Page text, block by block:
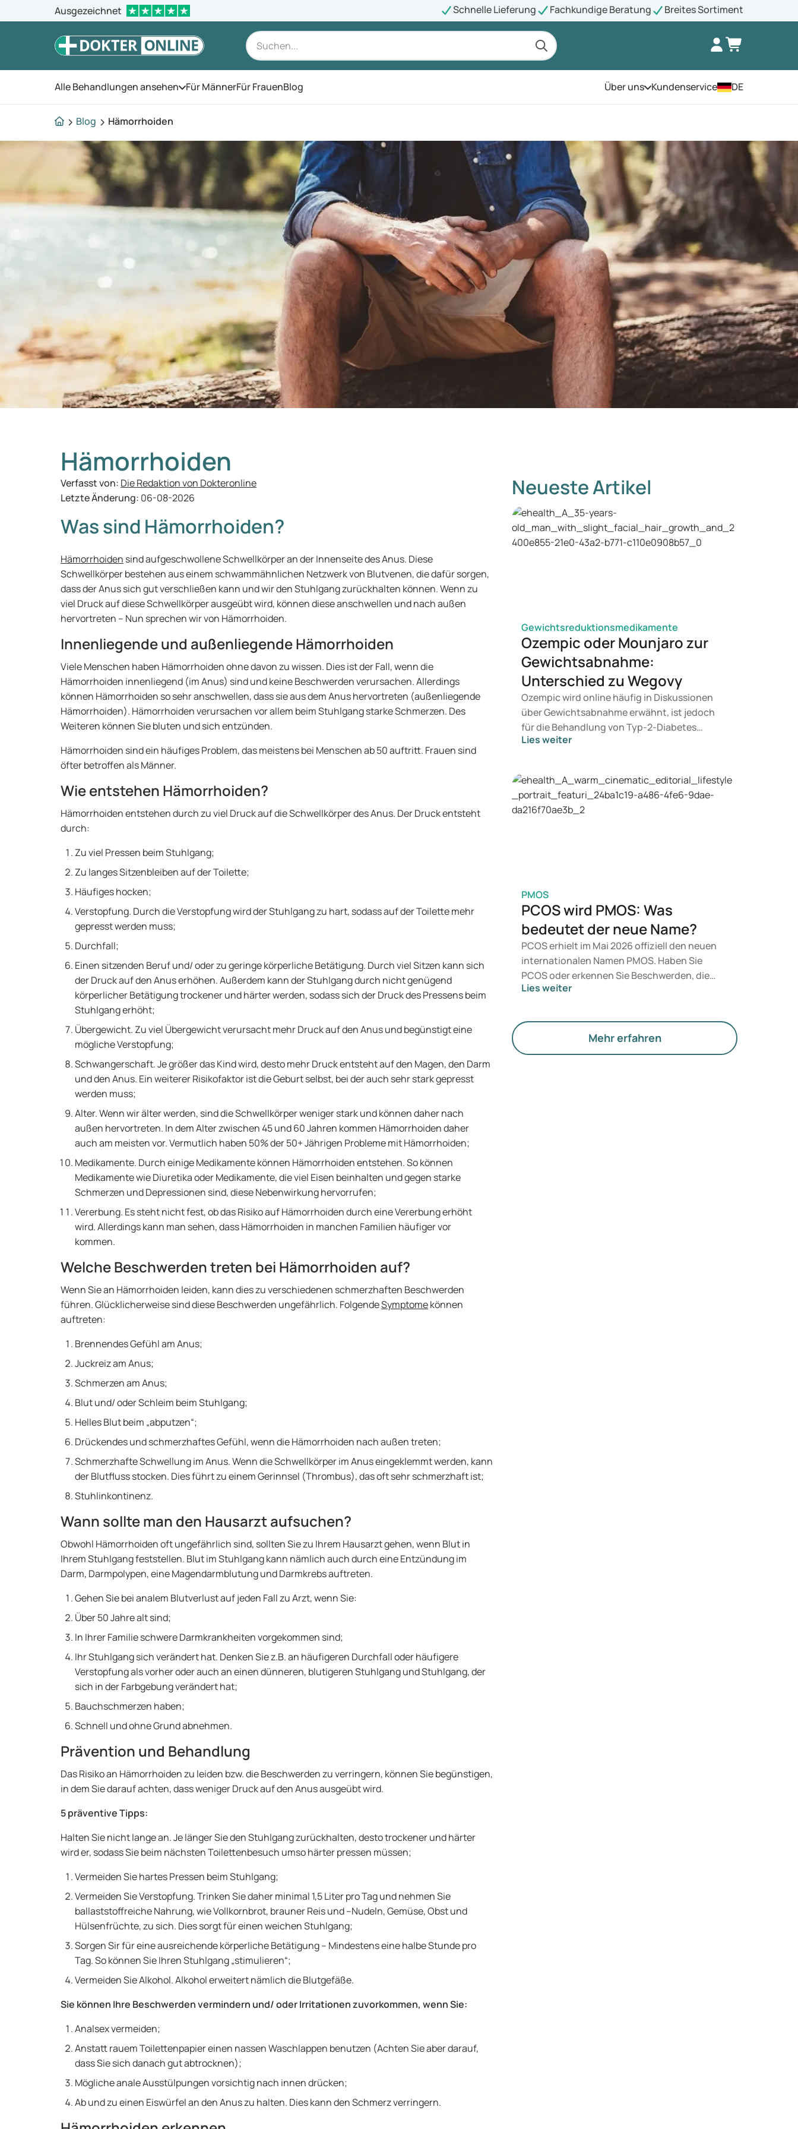
Ausgezeichnet Schnelle Lieferung Fachkundige Beratung Breites Sortiment
Alle Behandlungen ansehen Öffnen Sie das Menü
Für MännerFür FrauenBlog Über unsÖffnen Sie das Menü
Kundenservice DE
Blog Hämorrhoiden
Hämorrhoiden
Verfasst von: Die Redaktion von Dokteronline
Letzte Änderung: 06-08-2026
Was sind Hämorrhoiden?
Hämorrhoiden sind aufgeschwollene Schwellkörper an der Innenseite des Anus. Diese
Schwellkörper bestehen aus einem schwammähnlichen Netzwerk von Blutvenen, die dafür sorgen,
dass der Anus sich gut verschließen kann und wir den Stuhlgang zurückhalten können. Wenn zu
viel Druck auf diese Schwellkörper ausgeübt wird, können diese anschwellen und nach außen
hervortreten – Nun sprechen wir von Hämorrhoiden.
Innenliegende und außenliegende Hämorrhoiden
Viele Menschen haben Hämorrhoiden ohne davon zu wissen. Dies ist der Fall, wenn die
Hämorrhoiden innenliegend (im Anus) sind und keine Beschwerden verursachen. Allerdings
können Hämorrhoiden so sehr anschwellen, dass sie aus dem Anus hervortreten (außenliegende
Hämorrhoiden). Hämorrhoiden verursachen vor allem beim Stuhlgang starke Schmerzen. Des
Weiteren können Sie bluten und sich entzünden.
Hämorrhoiden sind ein häufiges Problem, das meistens bei Menschen ab 50 auftritt. Frauen sind
öfter betroffen als Männer.
Wie entstehen Hämorrhoiden?
Hämorrhoiden entstehen durch zu viel Druck auf die Schwellkörper des Anus. Der Druck entsteht
durch:
Zu viel Pressen beim Stuhlgang;
Zu langes Sitzenbleiben auf der Toilette;
Häufiges hocken;
Verstopfung. Durch die Verstopfung wird der Stuhlgang zu hart, sodass auf der Toilette mehr
gepresst werden muss;
Durchfall;
Einen sitzenden Beruf und/ oder zu geringe körperliche Betätigung. Durch viel Sitzen kann sich
der Druck auf den Anus erhöhen. Außerdem kann der Stuhlgang durch nicht genügend
körperlicher Betätigung trockener und härter werden, sodass sich der Druck des Pressens beim
Stuhlgang erhöht;
Übergewicht. Zu viel Übergewicht verursacht mehr Druck auf den Anus und begünstigt eine
mögliche Verstopfung;
Schwangerschaft. Je größer das Kind wird, desto mehr Druck entsteht auf den Magen, den Darm
und den Anus. Ein weiterer Risikofaktor ist die Geburt selbst, bei der auch sehr stark gepresst
werden muss;
Alter. Wenn wir älter werden, sind die Schwellkörper weniger stark und können daher nach
außen hervortreten. In dem Alter zwischen 45 und 60 Jahren kommen Hämorrhoiden daher
auch am meisten vor. Vermutlich haben 50% der 50+ Jährigen Probleme mit Hämorrhoiden;
Medikamente. Durch einige Medikamente können Hämorrhoiden entstehen. So können
Medikamente wie Diuretika oder Medikamente, die viel Eisen beinhalten und gegen starke
Schmerzen und Depressionen sind, diese Nebenwirkung hervorrufen;
Vererbung. Es steht nicht fest, ob das Risiko auf Hämorrhoiden durch eine Vererbung erhöht
wird. Allerdings kann man sehen, dass Hämorrhoiden in manchen Familien häufiger vor
kommen.
Welche Beschwerden treten bei Hämorrhoiden auf?
Wenn Sie an Hämorrhoiden leiden, kann dies zu verschiedenen schmerzhaften Beschwerden
führen. Glücklicherweise sind diese Beschwerden ungefährlich. FolgendeSymptomekönnen
auftreten:
Brennendes Gefühl am Anus;
Juckreiz am Anus;
Schmerzen am Anus;
Blut und/ oder Schleim beim Stuhlgang;
Helles Blut beim „abputzen“;
Drückendes und schmerzhaftes Gefühl, wenn die Hämorrhoiden nach außen treten;
Schmerzhafte Schwellung im Anus. Wenn die Schwellkörper im Anus eingeklemmt werden, kann
der Blutfluss stocken. Dies führt zu einem Gerinnsel (Thrombus), das oft sehr schmerzhaft ist;
Stuhlinkontinenz.
Wann sollte man den Hausarzt aufsuchen?
Obwohl Hämorrhoiden oft ungefährlich sind, sollten Sie zu Ihrem Hausarzt gehen, wenn Blut in
Ihrem Stuhlgang feststellen. Blut im Stuhlgang kann nämlich auch durch eine Entzündung im
Darm, Darmpolypen, eine Magendarmblutung und Darmkrebs auftreten.
Gehen Sie bei analem Blutverlust auf jeden Fall zu Arzt, wenn Sie:
Über 50 Jahre alt sind;
In Ihrer Familie schwere Darmkrankheiten vorgekommen sind;
Ihr Stuhlgang sich verändert hat. Denken Sie z.B. an häufigeren Durchfall oder häufigere
Verstopfung als vorher oder auch an einen dünneren, blutigeren Stuhlgang und Stuhlgang, der
sich in der Farbgebung verändert hat;
Bauchschmerzen haben;
Schnell und ohne Grund abnehmen.
Prävention und Behandlung
Das Risiko an Hämorrhoiden zu leiden bzw. die Beschwerden zu verringern, können Sie begünstigen,
in dem Sie darauf achten, dass weniger Druck auf den Anus ausgeübt wird.
5 präventive Tipps:
Halten Sie nicht lange an. Je länger Sie den Stuhlgang zurückhalten, desto trockener und härter
wird er, sodass Sie beim nächsten Toilettenbesuch umso härter pressen müssen;
Vermeiden Sie hartes Pressen beim Stuhlgang;
Vermeiden Sie Verstopfung. Trinken Sie daher minimal 1,5 Liter pro Tag und nehmen Sie
ballaststoffreiche Nahrung, wie Vollkornbrot, brauner Reis und –Nudeln, Gemüse, Obst und
Hülsenfrüchte, zu sich. Dies sorgt für einen weichen Stuhlgang;
Sorgen Sir für eine ausreichende körperliche Betätigung – Mindestens eine halbe Stunde pro
Tag. So können Sie Ihren Stuhlgang „stimulieren“;
Vermeiden Sie Alkohol. Alkohol erweitert nämlich die Blutgefäße.
Sie können Ihre Beschwerden vermindern und/ oder Irritationen zuvorkommen, wenn Sie:
Analsex vermeiden;
Anstatt rauem Toilettenpapier einen nassen Waschlappen benutzen (Achten Sie aber darauf,
dass Sie sich danach gut abtrocknen);
Mögliche anale Ausstülpungen vorsichtig nach innen drücken;
Ab und zu einen Eiswürfel an den Anus zu halten. Dies kann den Schmerz verringern.
Neueste Artikel
Gewichtsreduktionsmedikamente
Ozempic oder Mounjaro zur
Gewichtsabnahme:
Unterschied zu Wegovy
Ozempic wird online häufig in Diskussionen
über Gewichtsabnahme erwähnt, ist jedoch
für die Behandlung von Typ-2-Diabetes
vorgesehen. Suchen Sie eine Therapie zur
Betracht. Welche Behandlung für Sie geeignet
ist, entscheidet ein Arzt auf Grundlage Ihrer
Gesundheit, Ihres BMI und Ihres
Lies weiter
PMOS
PCOS wird PMOS: Was
bedeutet der neue Name?
PCOS erhielt im Mai 2026 offiziell den neuen
internationalen Namen PMOS. Haben Sie
PCOS oder erkennen Sie Beschwerden, die
dazu passen? Medizinisch ändert sich
mehr Gewicht auf Hormone, den Stoffwechsel
und die Funktion der Eierstöcke.
Lies weiter
Mehr erfahren